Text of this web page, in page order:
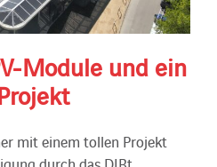
Module und ein
mit einem tollen Projekt